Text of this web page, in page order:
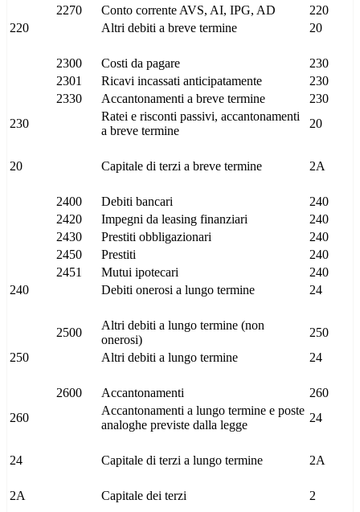
2270
Conto corrente AVS, AI, IPG, AD
220
220
Altri debiti a breve termine 20
2300 Costi da pagare
230
2301
Ricavi incassati anticipatamente
230
2330
Accantonamenti a breve termine
230
230
Ratei e risconti passivi, accantonamenti
a breve termine
20
20 Capitale di terzi a breve termine 2A
2400 Debiti bancari
240
2420
Impegni da leasing finanziari
240
2430
Prestiti obbligazionari
240
2450
Prestiti
240
2451
Mutui ipotecari
240
240
Debiti onerosi a lungo termine 24
2500
Altri debiti a lungo termine (non
onerosi)
250
250
Altri debiti a lungo termine 24
2600 Accantonamenti
260
260
Accantonamenti a lungo termine e poste
analoghe previste dalla legge
24
24 Capitale di terzi a lungo termine 2A
2A Capitale dei terzi 2